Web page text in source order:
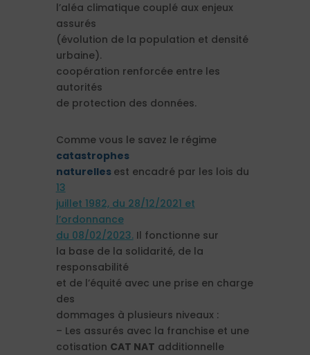
l’aléa climatique couplé aux enjeux
assurés
(évolution de la population et densité
urbaine).
coopération renforcée entre les
autorités
de protection des données.
Comme vous le savez le régime
catastrophes
naturelles est encadré par les lois du
13
juillet 1982, du 28/12/2021 et
l’ordonnance
du 08/02/2023.Il fonctionne sur
la base de la solidarité, de la
responsabilité
et de l’équité avec une prise en charge
des
dommages à plusieurs niveaux :
– Les assurés avec la franchise et une
cotisation CAT NAT additionnelle